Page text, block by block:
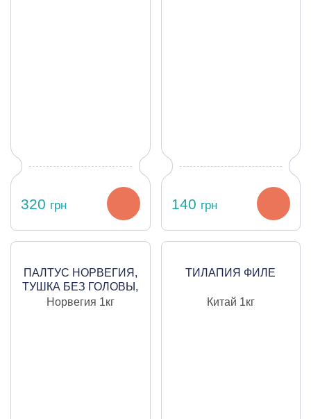
320 грн 140 грн
ПАЛТУС НОРВЕГИЯ,
ТУШКА БЕЗ ГОЛОВЫ,
ЦЕНА ЗА 1
Норвегия 1кг
ТИЛАПИЯ ФИЛЕ
Китай 1кг